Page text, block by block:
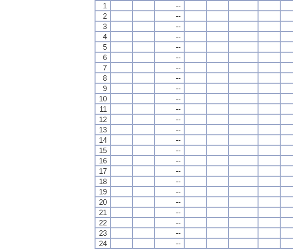
1
--
2
--
3
--
4
--
5
--
6
--
7
--
8
--
9
--
10
--
11
--
12
--
13
--
14
--
15
--
16
--
17
--
18
--
19
--
20
--
21
--
22
--
23
--
24
--